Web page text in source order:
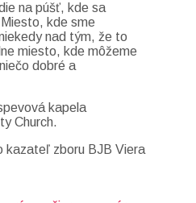
na púšť, kde sa
kde sme
nad tým, že to
miesto, kde môžeme
dobré a
kapela
Church.
kazateľ zboru BJB Viera